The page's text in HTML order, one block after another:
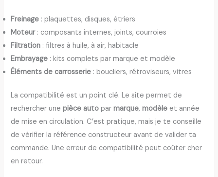
Freinage : plaquettes, disques, étriers
Moteur: composants internes, joints, courroies
Filtration : filtres à huile, à air, habitacle
Embrayage : kits complets par marque et modèle
Éléments de carrosserie : boucliers, rétroviseurs, vitres
La compatibilité est un point clé. Le site permet de
rechercher unepièce auto parmarque,modèle et année
de mise en circulation. C’est pratique, mais je te conseille
de vérifier la référence constructeur avant de valider ta
commande. Une erreur de compatibilité peut coûter cher
en retour.